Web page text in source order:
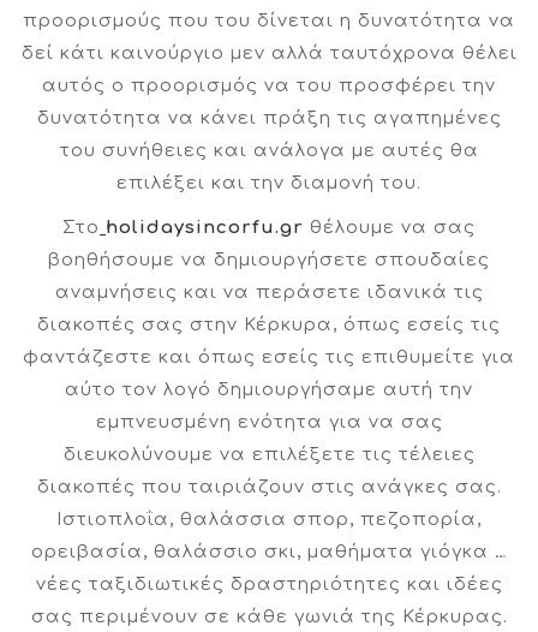
προορισμούς που του δίνεται η δυνατότητα να
δεί κάτι καινούργιο μεν αλλά ταυτόχρονα θέλει
αυτός ο προορισμός να του προσφέρει την
δυνατότητα να κάνει πράξη τις αγαπημένες
του συνήθειες και ανάλογα με αυτές θα
επιλέξει και την διαμονή του.
Στο holidaysincorfu.gr θέλουμε να σας
βοηθήσουμε να δημιουργήσετε σπουδαίες
αναμνήσεις και να περάσετε ιδανικά τις
διακοπές σας στην Κέρκυρα, όπως εσείς τις
φαντάζεστε και όπως εσείς τις επιθυμείτε για
αύτο τον λογό δημιουργήσαμε αυτή την
εμπνευσμένη ενότητα για να σας
διευκολύνουμε να επιλέξετε τις τέλειες
διακοπές που ταιριάζουν στις ανάγκες σας.
Ιστιοπλοΐα, θαλάσσια σπορ, πεζοπορία,
ορειβασία, θαλάσσιο σκι, μαθήματα γιόγκα …
νέες ταξιδιωτικές δραστηριότητες και ιδέες
σας περιμένουν σε κάθε γωνιά της Κέρκυρας.